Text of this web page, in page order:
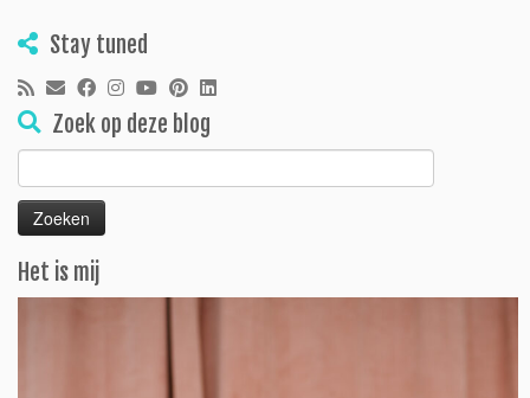
Stay tuned
Zoek op deze blog
naar:
Het is mij